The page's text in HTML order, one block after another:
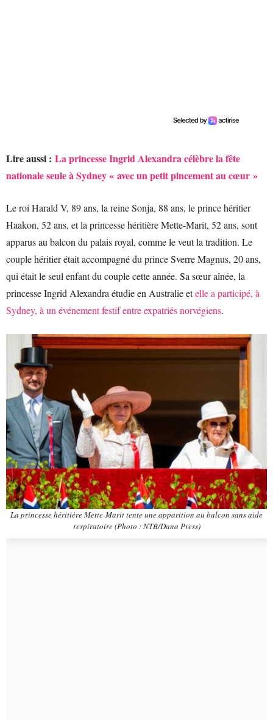
Lire aussi : La princesse Ingrid Alexandra célèbre la fête
nationale seule à Sydney « avec un petit pincement au cœur »
Le roi Harald V, 89 ans, la reine Sonja, 88 ans, le prince héritier
Haakon, 52 ans, et la princesse héritière Mette-Marit, 52 ans, sont
apparus au balcon du palais royal, comme le veut la tradition. Le
couple héritier était accompagné du prince Sverre Magnus, 20 ans,
qui était le seul enfant du couple cette année. Sa sœur aînée, la
princesse Ingrid Alexandra étudie en Australie etelle a participé, à
Sydney, à un événement festif entre expatriés norvégiens.
La princesse héritière Mette-Marit tente une apparition au balcon sans aide
respiratoire (Photo : NTB/Dana Press)